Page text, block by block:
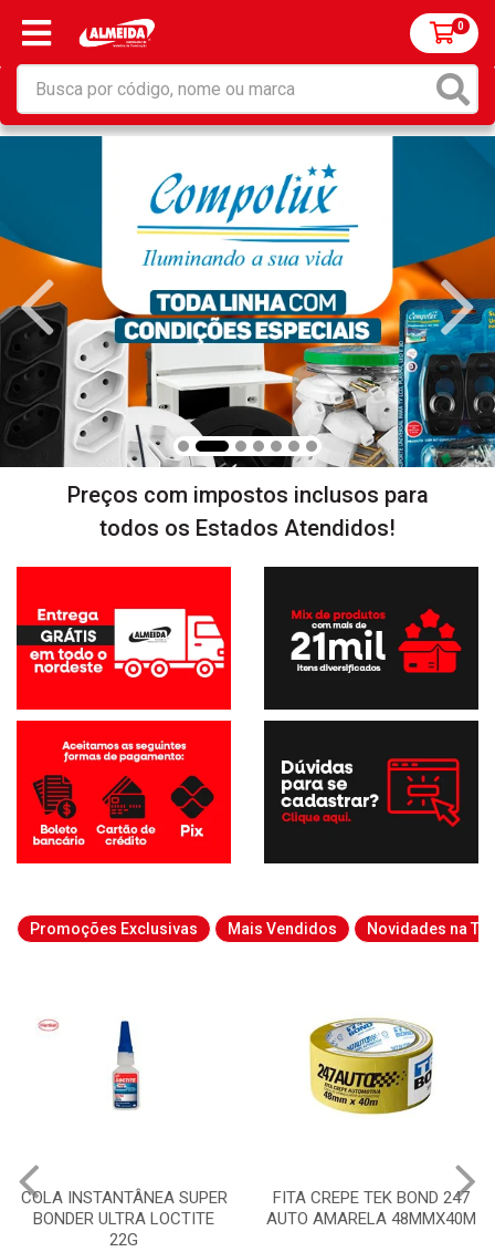
0
Preços com impostos inclusos para
todos os Estados Atendidos!
Promoções Exclusivas Mais Vendidos Novidades na
COLA INSTANTÂNEA SUPER
BONDER ULTRA LOCTITE
22G
FITA CREPE TEK BOND 247
AUTO AMARELA 48MMX40M